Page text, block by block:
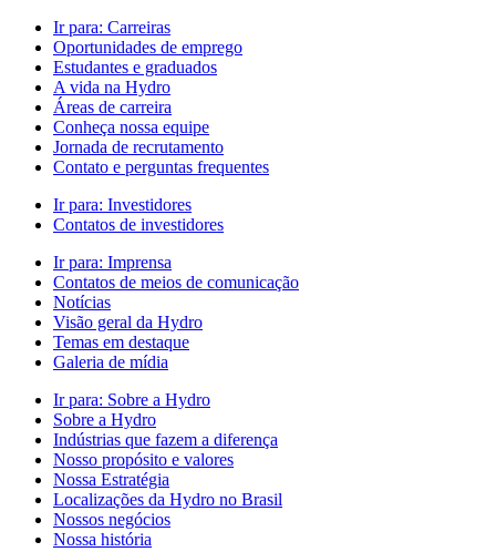
Ir para: Carreiras
Oportunidades de emprego
Estudantes e graduados
A vida na Hydro
Áreas de carreira
Conheça nossa equipe
Jornada de recrutamento
Contato e perguntas frequentes
Ir para: Investidores
Contatos de investidores
Ir para: Imprensa
Contatos de meios de comunicação
Notícias
Visão geral da Hydro
Temas em destaque
Galeria de mídia
Ir para: Sobre a Hydro
Sobre a Hydro
Indústrias que fazem a diferença
Nosso propósito e valores
Nossa Estratégia
Localizações da Hydro no Brasil
Nossos negócios
Nossa história